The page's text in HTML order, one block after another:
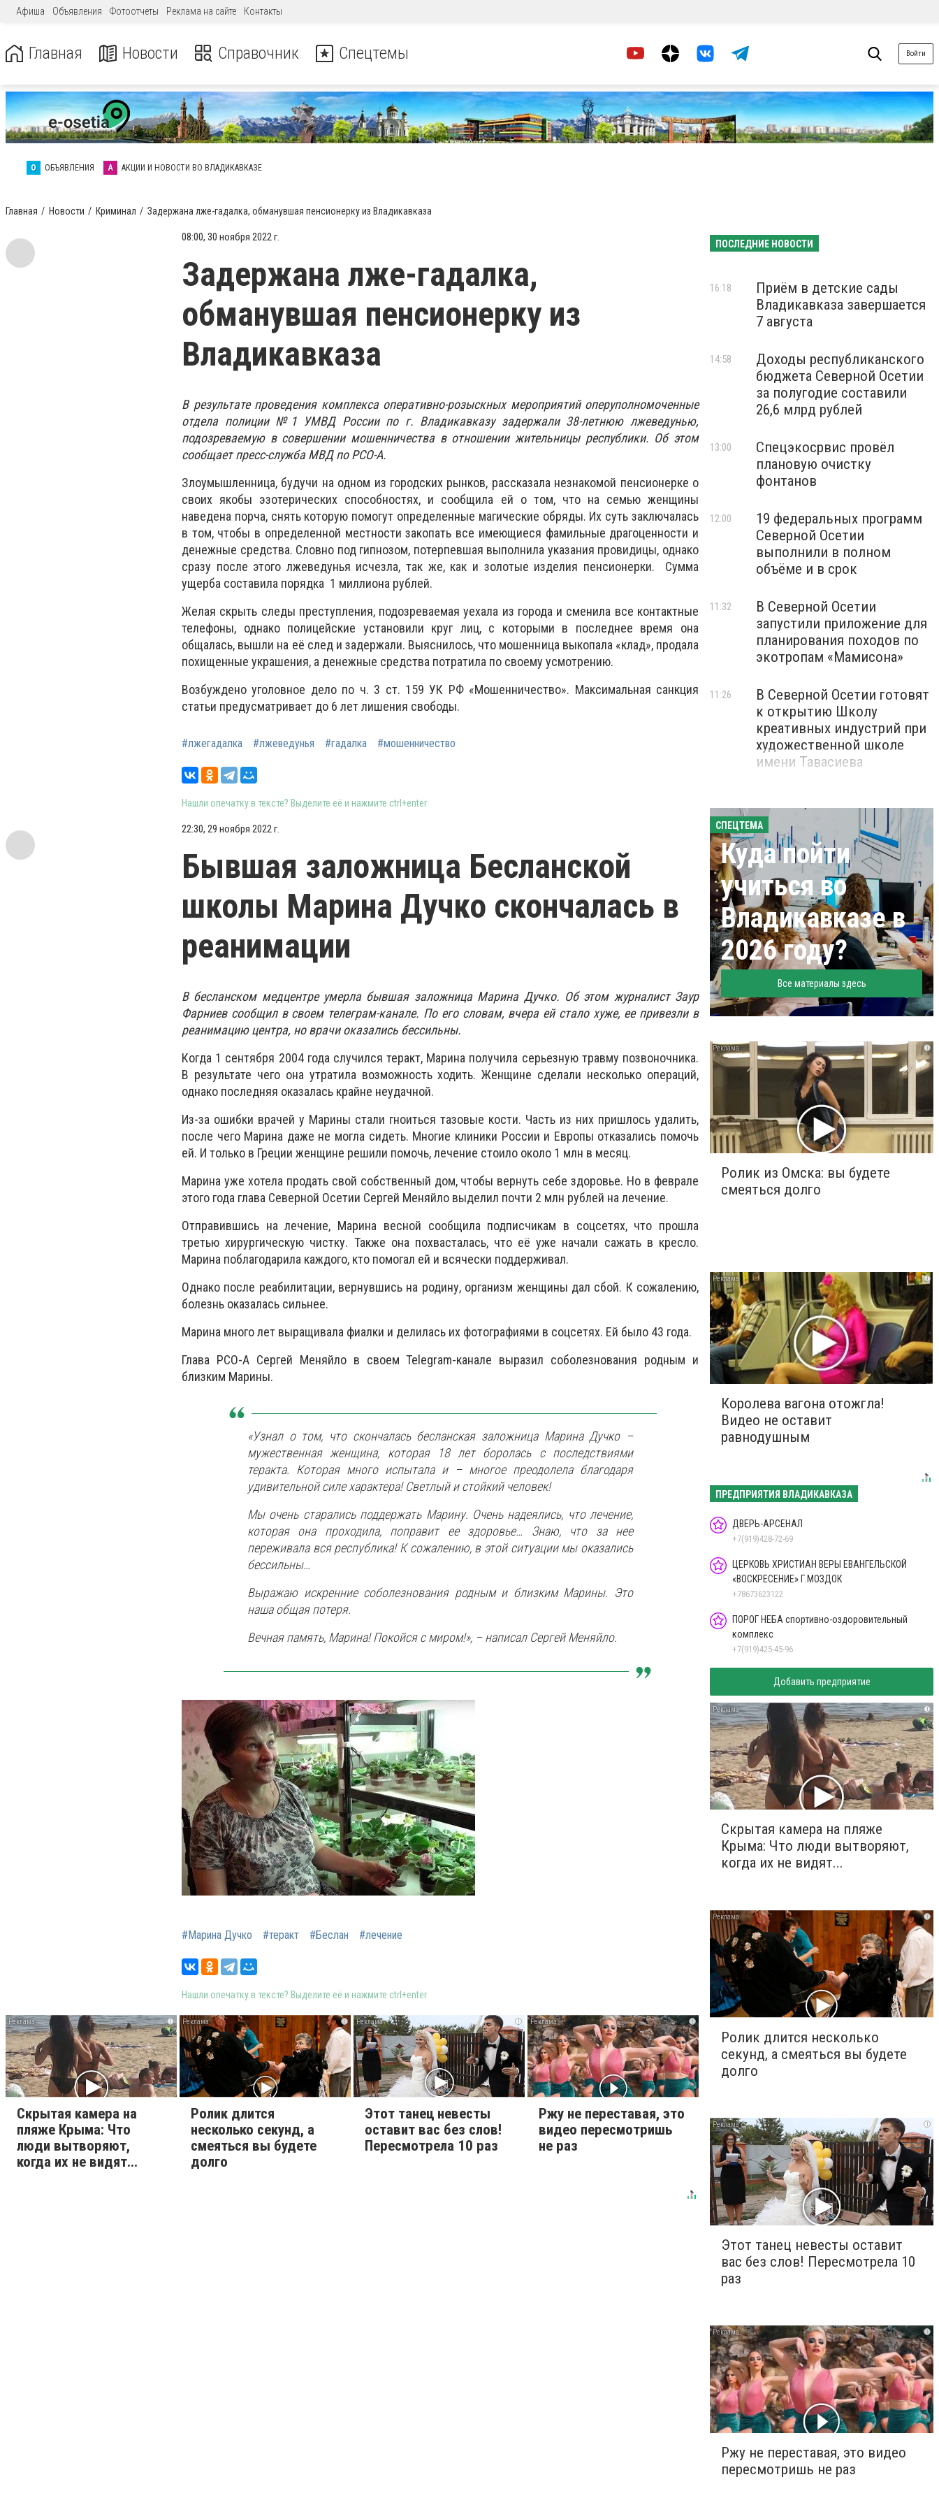
Афиша Объявления Фотоотчеты Реклама на сайте Контакты
Главная Новости Справочник Спецтемы Войти
О ОБЪЯВЛЕНИЯ А АКЦИИ И НОВОСТИ ВО ВЛАДИКАВКАЗЕ
Главная Новости Криминал Задержана лже-гадалка, обманувшая пенсионерку из Владикавказа
08:00, 30 ноября 2022 г.
Задержана лже-гадалка,
обманувшая пенсионерку из
Владикавказа
В результате проведения комплекса оперативно-розыскных мероприятий оперуполномоченные
отдела полиции №1 УМВД России по г. Владикавказу задержали 38-летнюю лжеведунью,
подозреваемую в совершении мошенничества в отношении жительницы республики. Об этом
сообщает пресс-служба МВД по РСО-А.
Злоумышленница, будучи на одном из городских рынков, рассказала незнакомой пенсионерке о
своих якобы эзотерических способностях, и сообщила ей о том, что на семью женщины
наведена порча, снять которую помогут определенные магические обряды. Их суть заключалась
в том, чтобы в определенной местности закопать все имеющиеся фамильные драгоценности и
денежные средства. Словно под гипнозом, потерпевшая выполнила указания провидицы, однако
сразу после этого лжеведунья исчезла, так же, как и золотые изделия пенсионерки. Сумма
ущерба составила порядка 1 миллиона рублей.
Желая скрыть следы преступления, подозреваемая уехала из города и сменила все контактные
телефоны, однако полицейские установили круг лиц, с которыми в последнее время она
общалась, вышли на её след и задержали. Выяснилось, что мошенница выкопала «клад», продала
похищенные украшения, а денежные средства потратила по своему усмотрению.
Возбуждено уголовное дело по ч. 3 ст. 159 УК РФ «Мошенничество». Максимальная санкция
статьи предусматривает до 6 лет лишения свободы.
#лжегадалка #лжеведунья #гадалка #мошенничество
Нашли опечатку в тексте? Выделите её и нажмите ctrl+enter
22:30, 29 ноября 2022 г.
Бывшая заложница Бесланской
школы Марина Дучко скончалась в
реанимации
В бесланском медцентре умерла бывшая заложница Марина Дучко. Об этом журналист Заур
Фарниев сообщил в своем телеграм-канале. По его словам, вчера ей стало хуже, ее привезли в
реанимацию центра, но врачи оказались бессильны.
Когда 1 сентября 2004 года случился теракт, Марина получила серьезную травму позвоночника.
В результате чего она утратила возможность ходить. Женщине сделали несколько операций,
однако последняя оказалась крайне неудачной.
Из-за ошибки врачей у Марины стали гноиться тазовые кости. Часть из них пришлось удалить,
после чего Марина даже не могла сидеть. Многие клиники России и Европы отказались помочь
ей. И только в Греции женщине решили помочь, лечение стоило около 1 млн в месяц.
Марина уже хотела продать свой собственный дом, чтобы вернуть себе здоровье. Но в феврале
этого года глава Северной Осетии Сергей Меняйло выделил почти 2 млн рублей на лечение.
Отправившись на лечение, Марина весной сообщила подписчикам в соцсетях, что прошла
третью хирургическую чистку. Также она похвасталась, что её уже начали сажать в кресло.
Марина поблагодарила каждого, кто помогал ей и всячески поддерживал.
Однако после реабилитации, вернувшись на родину, организм женщины дал сбой. К сожалению,
болезнь оказалась сильнее.
Марина много лет выращивала фиалки и делилась их фотографиями в соцсетях. Ей было 43 года.
Глава РСО-А Сергей Меняйло в своем Telegram-канале выразил соболезнования родным и
близким Марины.
«Узнал о том, что скончалась бесланская заложница Марина Дучко –
мужественная женщина, которая 18 лет боролась с последствиями
теракта. Которая много испытала и – многое преодолела благодаря
удивительной силе характера! Светлый и стойкий человек!
Мы очень старались поддержать Марину. Очень надеялись, что лечение,
которая она проходила, поправит ее здоровье… Знаю, что за нее
переживала вся республика! К сожалению, в этой ситуации мы оказались
бессильны…
Выражаю искренние соболезнования родным и близким Марины. Это
наша общая потеря.
Вечная память, Марина! Покойся с миром!», – написал Сергей Меняйло.
#Марина Дучко #теракт #Беслан #лечение
Нашли опечатку в тексте? Выделите её и нажмите ctrl+enter
i
Скрытая камера на
пляже Крыма: Что
люди вытворяют,
когда их не видят...
i
Ролик длится
несколько секунд, а
смеяться вы будете
долго
i
Этот танец невесты
оставит вас без слов!
Пересмотрела 10 раз
i
Ржу не переставая, это
видео пересмотришь
не раз
ПОСЛЕДНИЕ НОВОСТИ
Приём в детские сады
Владикавказа завершается
7 августа
16:18
Доходы республиканского
бюджета Северной Осетии
за полугодие составили
26,6 млрд рублей
14:58
Спецэкосрвис провёл
плановую очистку
фонтанов
13:00
19 федеральных программ
Северной Осетии
выполнили в полном
объёме и в срок
12:00
В Северной Осетии
запустили приложение для
планирования походов по
экотропам «Мамисона»
11:32
В Северной Осетии готовят
к открытию Школу
креативных индустрий при
художественной школе
имени Тавасиева
11:26
СПЕЦТЕМА
Куда пойти
учиться во
Владикавказе в
2026 году?
Все материалы здесь
i
Ролик из Омска: вы будете
смеяться долго
i
Королева вагона отожгла!
Видео не оставит
равнодушным
ПРЕДПРИЯТИЯ ВЛАДИКАВКАЗА
ДВЕРЬ-АРСЕНАЛ
+7(919)428-72-69
ЦЕРКОВЬ ХРИСТИАН ВЕРЫ ЕВАНГЕЛЬСКОЙ
«ВОСКРЕСЕНИЕ» Г.МОЗДОК
+78673623122
ПОРОГ НЕБА спортивно-оздоровительный
комплекс
+7(919)425-45-96
Добавить предприятие
i
Скрытая камера на пляже
Крыма: Что люди вытворяют,
когда их не видят...
i
Ролик длится несколько
секунд, а смеяться вы будете
долго
i
Этот танец невесты оставит
вас без слов! Пересмотрела 10
раз
i
Ржу не переставая, это видео
пересмотришь не раз